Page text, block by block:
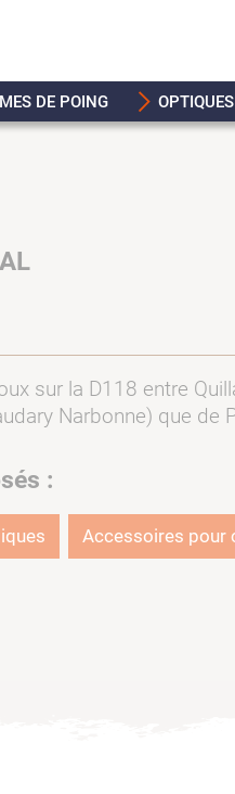
DE POING OPTIQUES
sur la D118 entre
Narbonne) que
:
Accessoires pour